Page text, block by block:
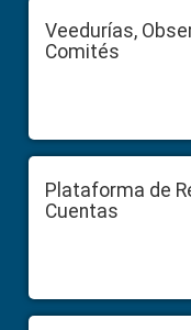
Veedurías,
Comités
Plataforma de
Cuentas